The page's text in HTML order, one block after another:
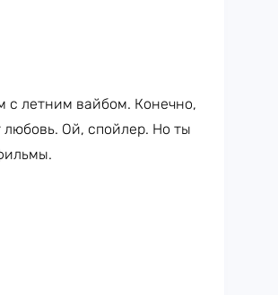
с летним вайбом. Конечно,
любовь. Ой, спойлер. Но ты